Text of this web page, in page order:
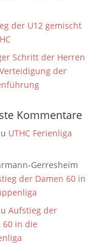
der U12 gemischt
Schritt der Herren
der
Kommentare
UTHC Ferienliga
Gerresheim
der Damen 60 in
Aufstieg der
60 in die